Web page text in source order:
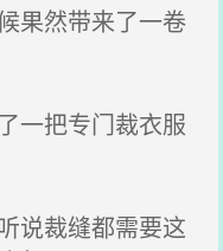
果然带来了一卷
一把专门裁衣服
说裁缝都需要这